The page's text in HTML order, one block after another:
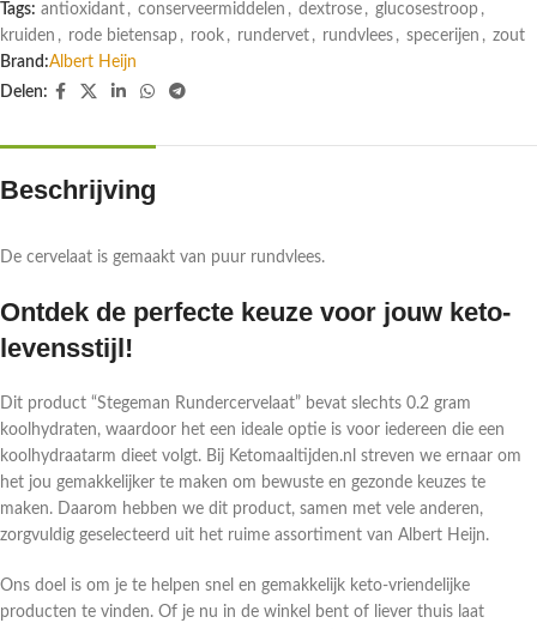
Tags: antioxidant , conserveermiddelen , dextrose , glucosestroop ,
kruiden , rode bietensap , rook , rundervet , rundvlees , specerijen , zout
Brand:Albert Heijn
Delen:
Beschrijving
De cervelaat is gemaakt van puur rundvlees.
Ontdek de perfecte keuze voor jouw keto-
levensstijl!
Dit product “Stegeman Rundercervelaat” bevat slechts 0.2 gram
koolhydraten, waardoor het een ideale optie is voor iedereen die een
koolhydraatarm dieet volgt. Bij Ketomaaltijden.nl streven we ernaar om
het jou gemakkelijker te maken om bewuste en gezonde keuzes te
maken. Daarom hebben we dit product, samen met vele anderen,
zorgvuldig geselecteerd uit het ruime assortiment van Albert Heijn.
Ons doel is om je te helpen snel en gemakkelijk keto-vriendelijke
producten te vinden. Of je nu in de winkel bent of liever thuis laat